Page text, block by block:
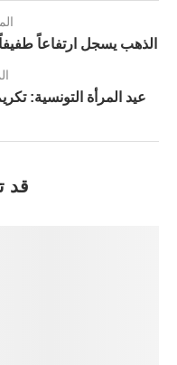
الذهب يسجل ارتفاعاً
قد